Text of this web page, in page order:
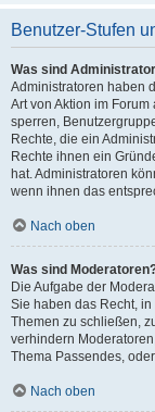
Benutzer-Stufen
Was sind
Administratoren haben
Art von Aktion im
sperren,
Rechte, die ein
Rechte ihnen ein
hat. Administratoren
wenn ihnen das
Nach oben
Was sind
Die Aufgabe der
Sie haben das Recht,
Themen zu schließen,
verhindern
Thema Passendes,
Nach oben